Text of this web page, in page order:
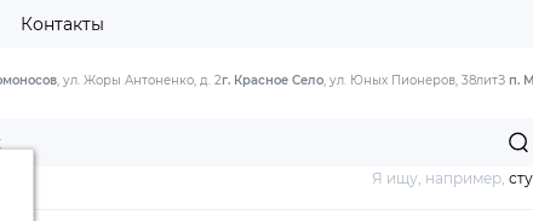
Контакты
, ул. Жоры Антоненко, д. 2г. Красное Село, ул. Юных Пионеров, 38литЗ п.
Я ищу, например,